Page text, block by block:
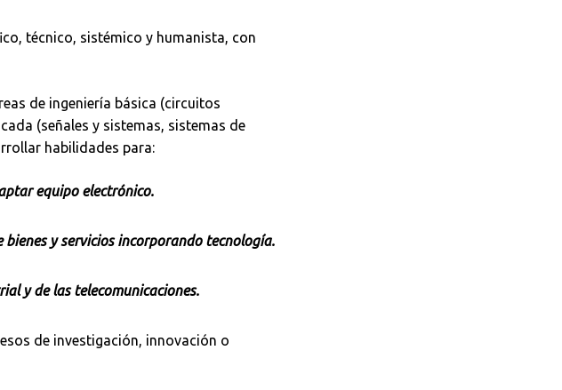
técnico, sistémico y humanista, con
de ingeniería básica (circuitos
(señales y sistemas, sistemas de
habilidades para:
equipo electrónico.
y servicios incorporando tecnología.
y de las telecomunicaciones.
de investigación, innovación o